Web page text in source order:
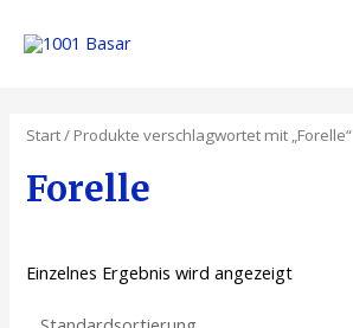
Start/ Produkte verschlagwortet mit „Forelle“
Forelle
Einzelnes Ergebnis wird angezeigt